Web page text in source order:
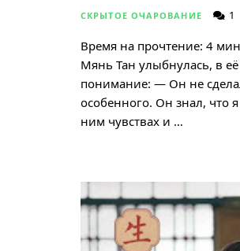
СКРЫТОЕ ОЧАРОВАНИЕ 1
Время на прочтение: 4
Мянь Тан улыбнулась, в её
понимание: — Он не
особенного. Он знал, что
ним чувствах и …